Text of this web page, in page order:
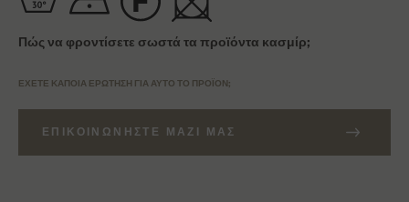
Πώς να φροντίσετε σωστά τα προϊόντα κασμίρ;
ΈΧΕΤΕ ΚΆΠΟΙΑ ΕΡΏΤΗΣΗ ΓΙΑ ΑΥΤΌ ΤΟ ΠΡΟΪΌΝ;
ΕΠΙΚΟΙΝΩΝΉΣΤΕ ΜΑΖΊ ΜΑΣ